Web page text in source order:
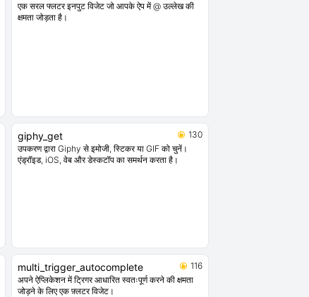
एक सरल फ्लटर इनपुट विजेट जो आपके ऐप में @ उल्लेख की
क्षमता जोड़ता है।
giphy_get
130
उपकरण द्वारा Giphy से इमोजी, स्टिकर या GIF को चुनें।
एंड्रॉइड, iOS, वेब और डेस्कटॉप का समर्थन करता है।
multi_trigger_autocomplete
116
अपने ऐप्लिकेशन में ट्रिगर आधारित स्वतःपूर्ण करने की क्षमता
जोड़ने के लिए एक फ़्लटर विजेट।